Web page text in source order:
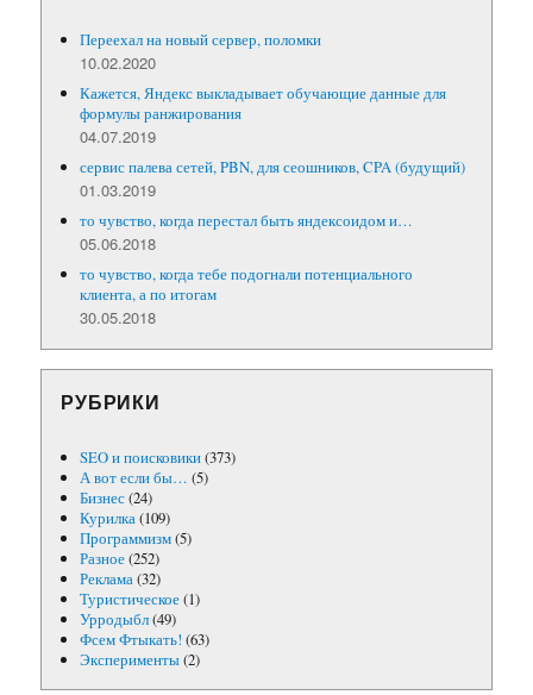
Переехал на новый сервер, поломки
10.02.2020
Кажется, Яндекс выкладывает обучающие данные для
формулы ранжирования
04.07.2019
сервис палева сетей, PBN, для сеошников, CPA (будущий)
01.03.2019
то чувство, когда перестал быть яндексоидом и…
05.06.2018
то чувство, когда тебе подогнали потенциального
клиента, а по итогам
30.05.2018
РУБРИКИ
SEO и поисковики(373)
А вот если бы… (5)
Бизнес(24)
Курилка(109)
Программизм(5)
Разное(252)
Реклама(32)
Туристическое(1)
Урродыбл(49)
Фсем Фтыкать! (63)
Эксперименты(2)